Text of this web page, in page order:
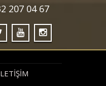
207 04 67